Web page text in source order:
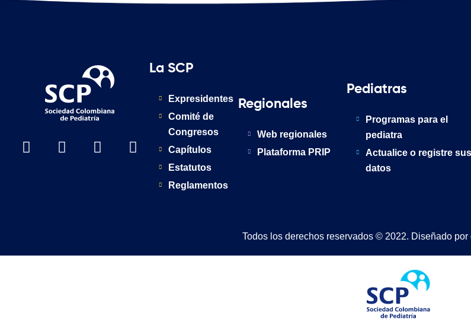
La SCP
Expresidentes
Comité de
Congresos
Capítulos
Estatutos
Reglamentos
Regionales
Web regionales
Plataforma PRIP
Pediatras
Programas para el
pediatra
Actualice o registre sus
datos
Todos los derechos reservados © 2022. Diseñado por